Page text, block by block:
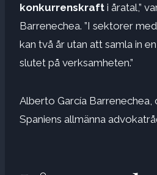
konkurrenskraft i åratal,”
Barrenechea. ”I sektorer
kan två år utan att samla in
slutet på verksamheten.”
Alberto García
Spaniens allmänna